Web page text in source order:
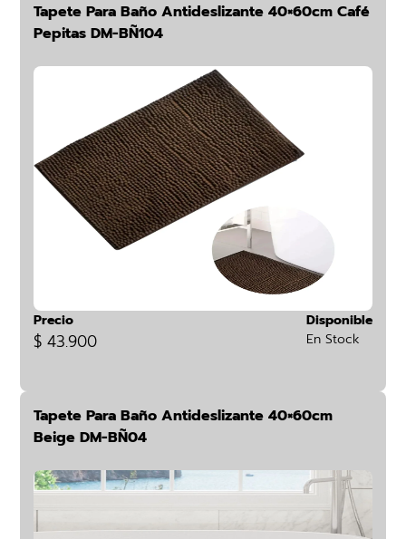
Tapete Para Baño Antideslizante 40×60cm Café
Pepitas DM-BÑ104
Precio
$ 43.900
Disponible
En Stock
Tapete Para Baño Antideslizante 40×60cm
Beige DM-BÑ04